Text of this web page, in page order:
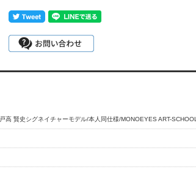
賢史シグネイチャーモデル/本人同仕様/MONOEYES ART-SCHOOL